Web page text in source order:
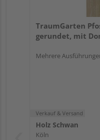
TraumGarten
gerundet, mit
Mehrere
Verkauf & Versand
Holz Schwan
Köln